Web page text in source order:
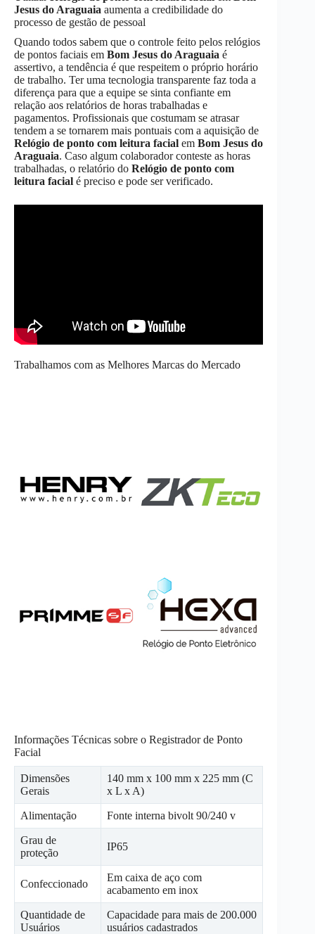
Jesus do Araguaia aumenta a credibilidade do
processo de gestão de pessoal
Quando todos sabem que o controle feito pelos relógios
de pontos faciais em Bom Jesus do Araguaia é
assertivo, a tendência é que respeitem o próprio horário
de trabalho. Ter uma tecnologia transparente faz toda a
diferença para que a equipe se sinta confiante em
relação aos relatórios de horas trabalhadas e
pagamentos. Profissionais que costumam se atrasar
tendem a se tornarem mais pontuais com a aquisição de
Relógio de ponto com leitura facial em Bom Jesus do
Araguaia. Caso algum colaborador conteste as horas
trabalhadas, o relatório do Relógio de ponto com
leitura facial é preciso e pode ser verificado.
Trabalhamos com as Melhores Marcas do Mercado
Informações Técnicas sobre o Registrador de Ponto
Facial
Dimensões
Gerais
140 mm x 100 mm x 225 mm (C
x L x A)
Alimentação Fonte interna bivolt 90/240 v
Grau de
proteção
IP65
Confeccionado
Em caixa de aço com
acabamento em inox
Quantidade de
Usuários
Capacidade para mais de 200.000
usuários cadastrados